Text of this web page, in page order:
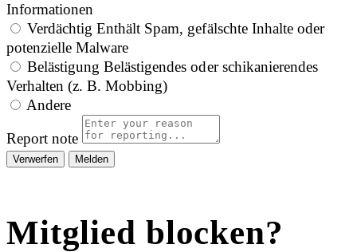
Informationen
Verdächtig Enthält Spam, gefälschte Inhalte oder
potenzielle Malware
Belästigung Belästigendes oder schikanierendes
Verhalten (z. B. Mobbing)
Andere
Report note
Melden
Mitglied blocken?